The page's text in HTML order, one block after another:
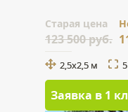
Cтарая цена
123 500 руб.
2,5x2,5 м
Заявка в 1